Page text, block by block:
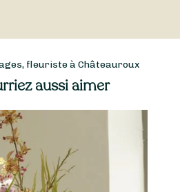
fleuriste à Châteauroux
aussi aimer